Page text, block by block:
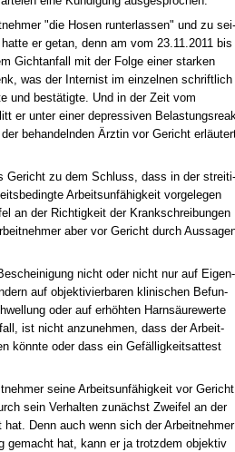
"die Ho­sen run­ter­las­sen" und zu sei­
er ge­tan, denn am vom 23.11.2011 bis
Gicht­an­fall mit der Fol­ge ei­ner star­ken
was der In­ter­nist im ein­zel­nen schrift­lich
und bestätig­te. Und in der Zeit vom
er un­ter ei­ner de­pres­si­ven
be­han­deln­den Ärz­tin vor Ge­richt
Ge­richt zu dem Schluss, dass in der strei­ti­
Ar­beits­unfähig­keit vor­ge­le­gen
an der Rich­tig­keit der Krank­schrei­bun­gen
aber vor Ge­richt durch
nicht oder nicht nur auf Ei­gen­
auf ob­jek­ti­vier­ba­ren kli­ni­schen Be­fun­
oder auf erhöhten Harnsäure­wer­te
ist nicht an­zu­neh­men, dass der Ar­beit­
könn­te oder dass ein Gefällig­keit­sat­test
sei­ne Ar­beits­unfähig­keit vor Ge­richt
sein Ver­hal­ten zunächst Zwei­fel an der
Denn auch wenn sich der Ar­beit­neh­mer
ge­macht hat, kann er ja trotz­dem ob­jek­tiv